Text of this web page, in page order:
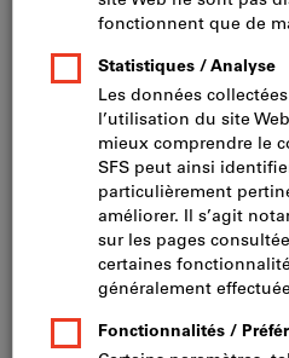
Cliquer pour agrandir l’image